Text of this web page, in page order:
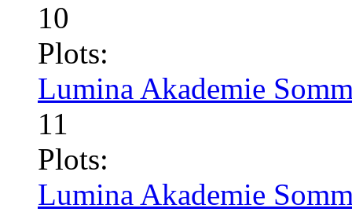
10
Plots:
Lumina Akademie
11
Plots:
Lumina Akademie